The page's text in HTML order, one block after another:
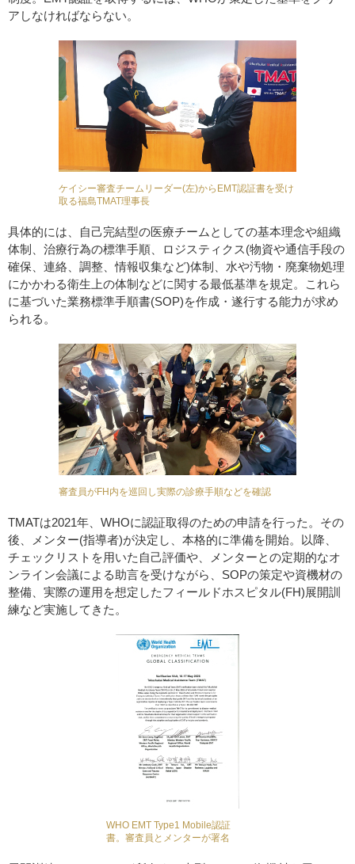
アしなければならない。
ケイシー審査チームリーダー(左)からEMT認証書を受け
取る福島TMAT理事長
具体的には、自己完結型の医療チームとしての基本理念や組織
体制、治療行為の標準手順、ロジスティクス(物資や通信手段の
確保、連絡、調整、情報収集など)体制、水や汚物・廃棄物処理
にかかわる衛生上の体制などに関する最低基準を規定。これら
に基づいた業務標準手順書(SOP)を作成・遂行する能力が求め
られる。
審査員がFH内を巡回し実際の診療手順などを確認
TMATは2021年、WHOに認証取得のための申請を行った。その
後、メンター(指導者)が決定し、本格的に準備を開始。以降、
チェックリストを用いた自己評価や、メンターとの定期的なオ
ンライン会議による助言を受けながら、SOPの策定や資機材の
整備、実際の運用を想定したフィールドホスピタル(FH)展開訓
練など実施してきた。
WHO EMT Type1 Mobile認証
書。審査員とメンターが署名